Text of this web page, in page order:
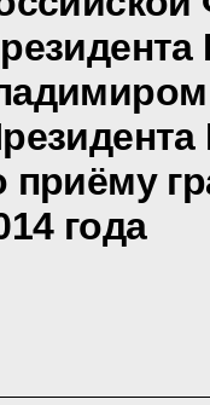
года